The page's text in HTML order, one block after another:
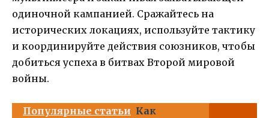
одиночной кампанией. Сражайтесь на
исторических локациях, используйте тактику
и координируйте действия союзников, чтобы
добиться успеха в битвах Второй мировой
войны.
Популярные статьи Как